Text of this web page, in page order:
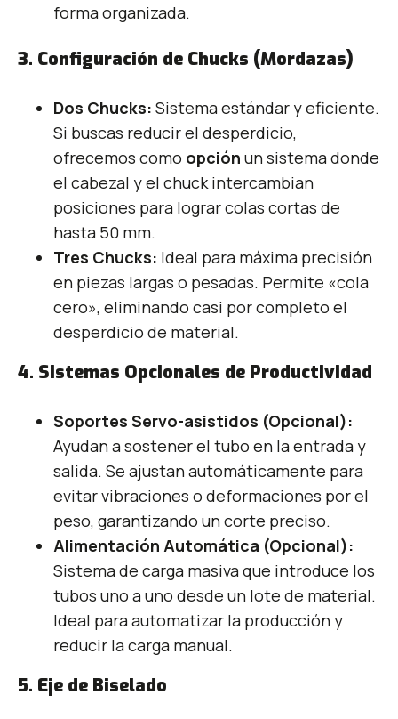
forma organizada.
3. Configuración de Chucks (Mordazas)
Dos Chucks: Sistema estándar y eficiente.
Si buscas reducir el desperdicio,
ofrecemos como opción un sistema donde
el cabezal y el chuck intercambian
posiciones para lograr colas cortas de
hasta 50 mm.
Tres Chucks: Ideal para máxima precisión
en piezas largas o pesadas. Permite «cola
cero», eliminando casi por completo el
desperdicio de material.
4. Sistemas Opcionales de Productividad
Soportes Servo-asistidos (Opcional):
Ayudan a sostener el tubo en la entrada y
salida. Se ajustan automáticamente para
evitar vibraciones o deformaciones por el
peso, garantizando un corte preciso.
Alimentación Automática (Opcional):
Sistema de carga masiva que introduce los
tubos uno a uno desde un lote de material.
Ideal para automatizar la producción y
reducir la carga manual.
5. Eje de Biselado